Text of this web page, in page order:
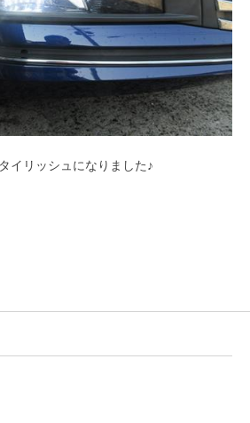
イリッシュになりました♪